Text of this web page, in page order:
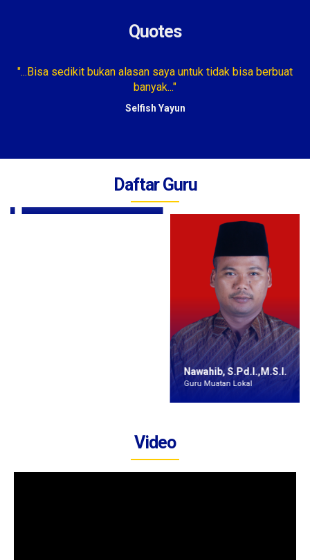
Quotes
"...Bisa sedikit bukan alasan saya untuk tidak bisa berbuat
banyak..."
Selfish Yayun
Daftar Guru
Nawahib, S.Pd.I.,M.S.I.
Guru Muatan Lokal
Video